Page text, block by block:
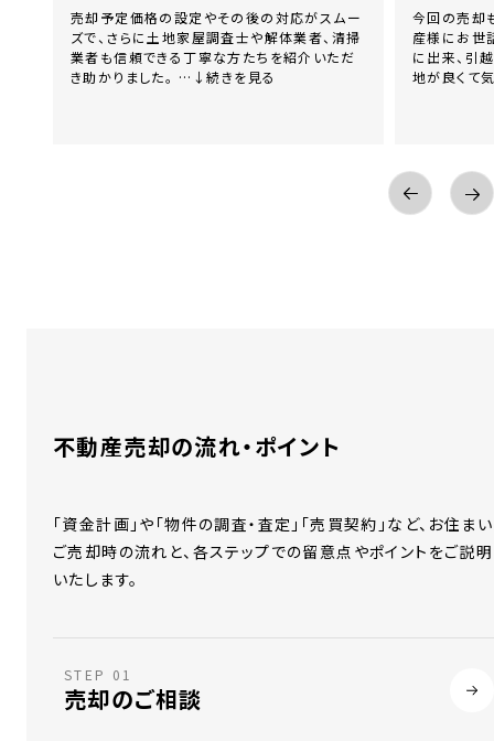
売却予定価格の設定やその後の対応がスムー
ズで、さらに土地家屋調査士や解体業者、清掃
業者も信頼できる丁寧な方たちを紹介いただ
き助かりました。 …↓続きを見る
今回の売却
産様にお世
に出来、引
地が良くて
不動産売却の流れ・ポイント
「資金計画」や「物件の調査・査定」「売買契約」など、お住まい
ご売却時の流れと、各ステップでの留意点やポイントをご説明
いたします。
STEP 01
売却のご相談